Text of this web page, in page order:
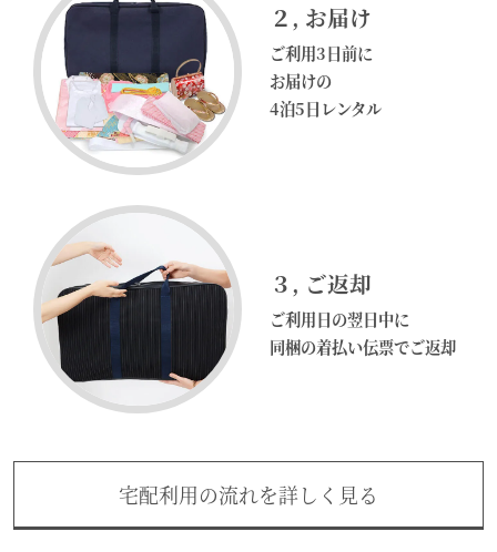
２, お届け
ご利用3日前に
お届けの
4泊5日 レンタル
３, ご返却
ご利用日の翌日中に
同梱の着払い伝票でご返却
宅配利用の流れを詳しく見る